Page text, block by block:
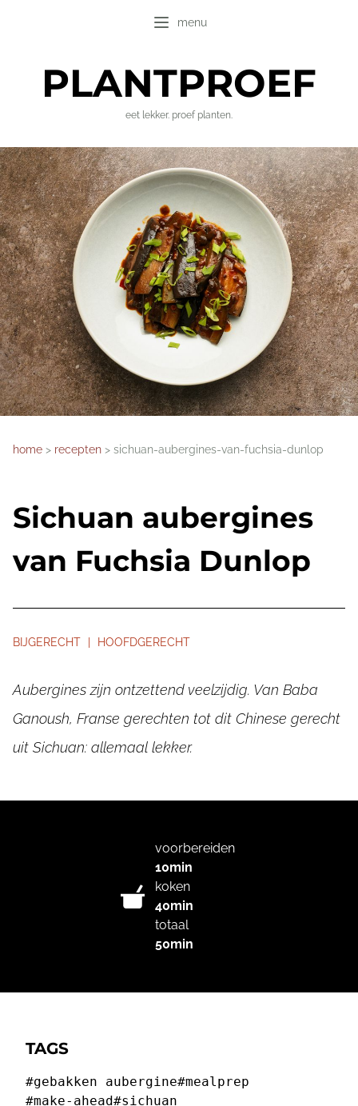
menu
PLANTPROEF
eet lekker. proef planten.
home recepten sichuan-aubergines-van-fuchsia-dunlop
Sichuan aubergines
van Fuchsia Dunlop
BIJGERECHT | HOOFDGERECHT
Aubergines zijn ontzettend veelzijdig. Van Baba
Ganoush, Franse gerechten tot dit Chinese gerecht
uit Sichuan: allemaal lekker.
voorbereiden
10min
koken
40min
totaal
50min
TAGS
#gebakken aubergine#mealprep
#make-ahead#sichuan